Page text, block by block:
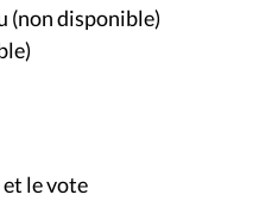
(non disponible)
le vote